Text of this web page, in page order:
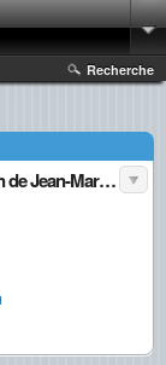
Recherche
Christiane Taubira, l’insupportable transgression de Jean-Marc Ayrault